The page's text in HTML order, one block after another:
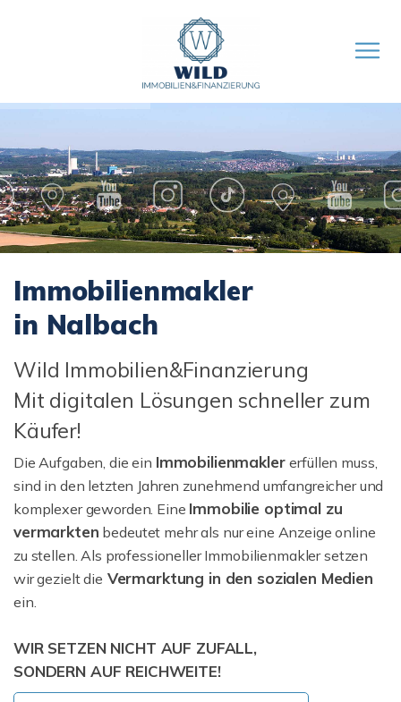
Immobilienmakler
in Nalbach
Wild Immobilien&Finanzierung
Mit digitalen Lösungen schneller zum
Käufer!
Die Aufgaben, die ein Immobilienmaklererfüllen muss,
sind in den letzten Jahren zunehmend umfangreicher und
komplexer geworden. Eine Immobilie optimal zu
vermarkten bedeutet mehr als nur eine Anzeige online
zu stellen. Als professioneller Immobilienmakler setzen
wir gezielt die Vermarktung in den sozialen Medien
ein.
WIR SETZEN NICHT AUF ZUFALL,
SONDERN AUF REICHWEITE!